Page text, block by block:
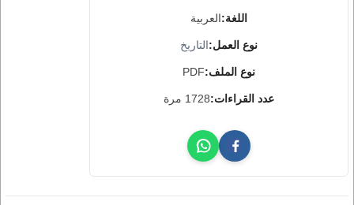
اللغة:العربية
نوع العمل:التاريخ
نوع الملف:PDF
عدد القراءات:1728 مرة